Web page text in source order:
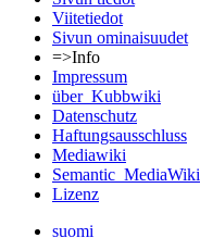
Viitetiedot
Sivun ominaisuudet
=>Info
Impressum
über_Kubbwiki
Datenschutz
Haftungsausschluss
Mediawiki
Semantic_MediaWiki
Lizenz
suomi